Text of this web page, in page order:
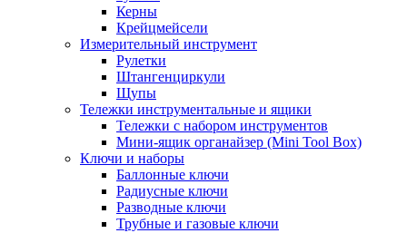
Керны
Крейцмейсели
Измерительный инструмент
Рулетки
Штангенциркули
Щупы
Тележки инструментальные и ящики
Тележки с набором инструментов
Мини-ящик органайзер (Mini Tool Box)
Ключи и наборы
Баллонные ключи
Радиусные ключи
Разводные ключи
Трубные и газовые ключи